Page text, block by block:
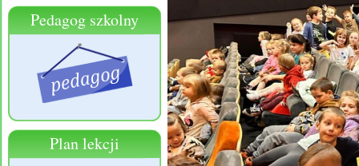
Pedagog szkolny
Plan lekcji